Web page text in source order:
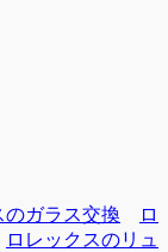
のガラス交換
ロ
ロレックスのリュ